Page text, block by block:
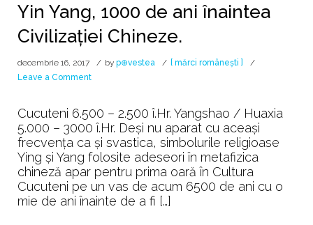
Yin Yang, 1000 de ani înaintea
Civilizației Chineze.
decembrie 16, 2017 by p⊕vestea
[ mărci românești ]
Leave a Commenton
1000
de
ani
înaintea
Civilizației
Chineze.
Cucuteni 6.500 – 2.500 î.Hr. Yangshao / Huaxia
5.000 – 3000 î.Hr. Deși nu aparat cu aceași
frecvența ca și svastica, simbolurile religioase
Ying și Yang folosite adeseori în metafizica
chineză apar pentru prima oară în Cultura
Cucuteni pe un vas de acum 6500 de ani cu o
mie de ani înainte de a fi […]